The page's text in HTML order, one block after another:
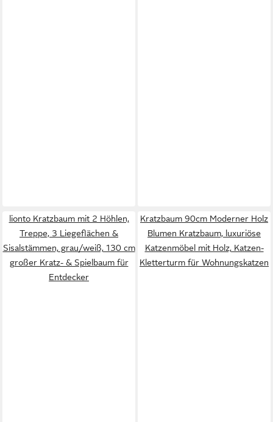
lionto Kratzbaum mit 2 Höhlen,
Treppe, 3 Liegeflächen &
Sisalstämmen, grau/weiß, 130 cm
großer Kratz- & Spielbaum für
Entdecker
Kratzbaum 90cm Moderner Holz
Blumen Kratzbaum, luxuriöse
Katzenmöbel mit Holz, Katzen-
Kletterturm für Wohnungskatzen